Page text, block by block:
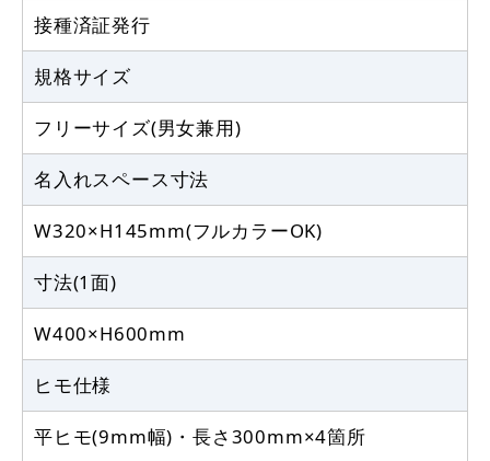
接種済証発行
規格サイズ
フリーサイズ(男女兼用)
名入れスペース寸法
W320×H145mm(フルカラーOK)
寸法(1面)
W400×H600mm
ヒモ仕様
平ヒモ(9mm幅)・長さ300mm×4箇所